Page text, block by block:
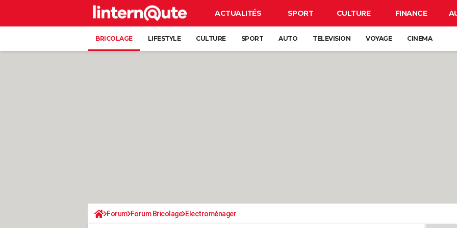
ACTUALITÉS SPORT CULTURE FINANCE
BRICOLAGE LIFESTYLE CULTURE SPORT AUTO TELEVISION VOYAGE CINEMA
Forum Forum Bricolage Electroménager